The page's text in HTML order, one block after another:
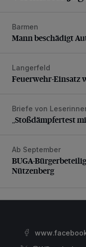
Mann beschädigt
Barmen
Mann beschädigt
Feuerwehr-Einsatz
Langerfeld
Feuerwehr-Einsatz
„Stoßdämpfertest
Briefe von
„Stoßdämpfertest
BUGA-
Ab September
BUGA-
Nützenberg